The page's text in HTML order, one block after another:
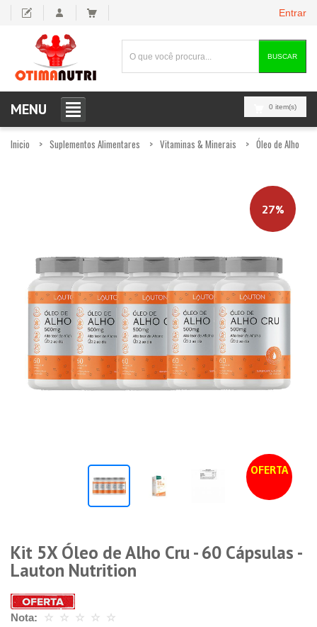
Entrar
BUSCAR
0 item(s)
MENU
Inicio Suplementos Alimentares Vitaminas & Minerais Óleo de Alho
27%
OFERTA
Kit 5X Óleo de Alho Cru - 60 Cápsulas -
Lauton Nutrition
Nota: ☆ ☆ ☆ ☆ ☆